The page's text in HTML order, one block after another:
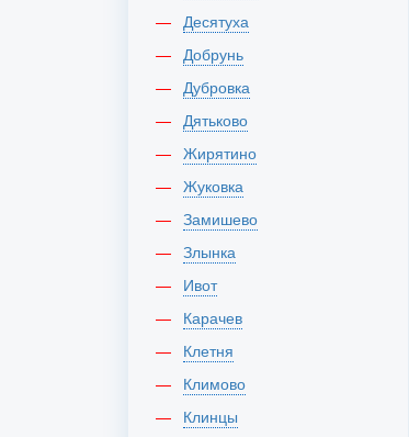
Десятуха
Добрунь
Дубровка
Дятьково
Жирятино
Жуковка
Замишево
Злынка
Ивот
Карачев
Клетня
Климово
Клинцы